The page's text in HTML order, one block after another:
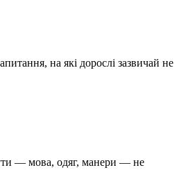
на які дорослі зазвичай не
— мова, одяг, манери — не